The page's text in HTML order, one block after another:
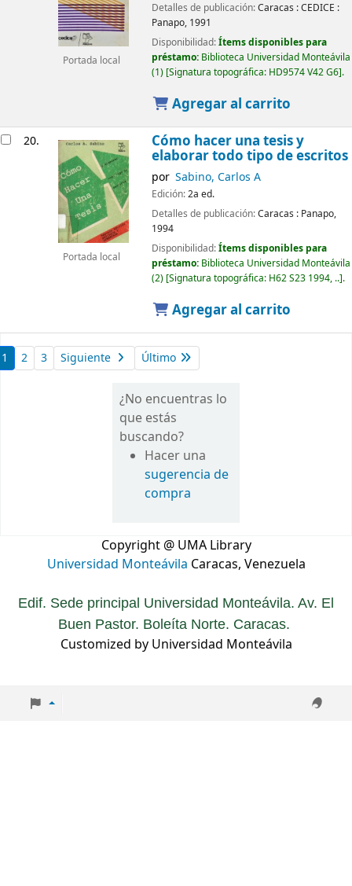
Portada local
Detalles de publicación:Caracas :CEDICE :
Panapo, 1991
Disponibilidad:Ítems disponibles para
préstamo: Biblioteca Universidad Monteávila
(1) Signatura topográfica: HD9574 V42 G6 .
Agregar al carrito
20.
Portada local
Cómo hacer una tesis y
elaborar todo tipo de escritos
por Sabino, Carlos A
Edición:2a ed.
Detalles de publicación:Caracas : Panapo,
1994
Disponibilidad:Ítems disponibles para
préstamo: Biblioteca Universidad Monteávila
(2) Signatura topográfica: H62 S23 1994, .. .
Agregar al carrito
1 2 3 Siguiente Último
¿No encuentras lo
que estás
buscando?
Hacer una
sugerencia de
compra
Copyright @ UMA Library
Universidad Monteávila Caracas, Venezuela
Edif. Sede principal Universidad Monteávila. Av. El
Buen Pastor. Boleíta Norte. Caracas.
Customized by Universidad Monteávila